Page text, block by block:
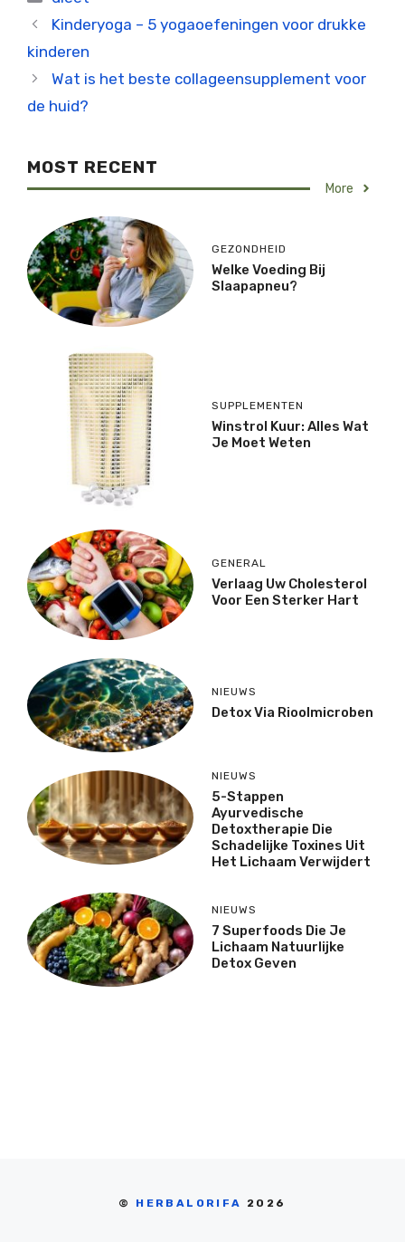
Kinderyoga – 5 yogaoefeningen voor drukke
kinderen
Wat is het beste collageensupplement voor
de huid?
MOST RECENT
More
GEZONDHEID
Welke Voeding Bij
Slaapapneu?
SUPPLEMENTEN
Winstrol Kuur: Alles Wat
Je Moet Weten
GENERAL
Verlaag Uw Cholesterol
Voor Een Sterker Hart
NIEUWS
Detox Via Rioolmicroben
NIEUWS
5-Stappen
Ayurvedische
Detoxtherapie Die
Schadelijke Toxines Uit
Het Lichaam Verwijdert
NIEUWS
7 Superfoods Die Je
Lichaam Natuurlijke
Detox Geven
© HERBALORIFA 2026